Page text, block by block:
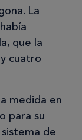
La
que la
cuatro
medida en
para su
de